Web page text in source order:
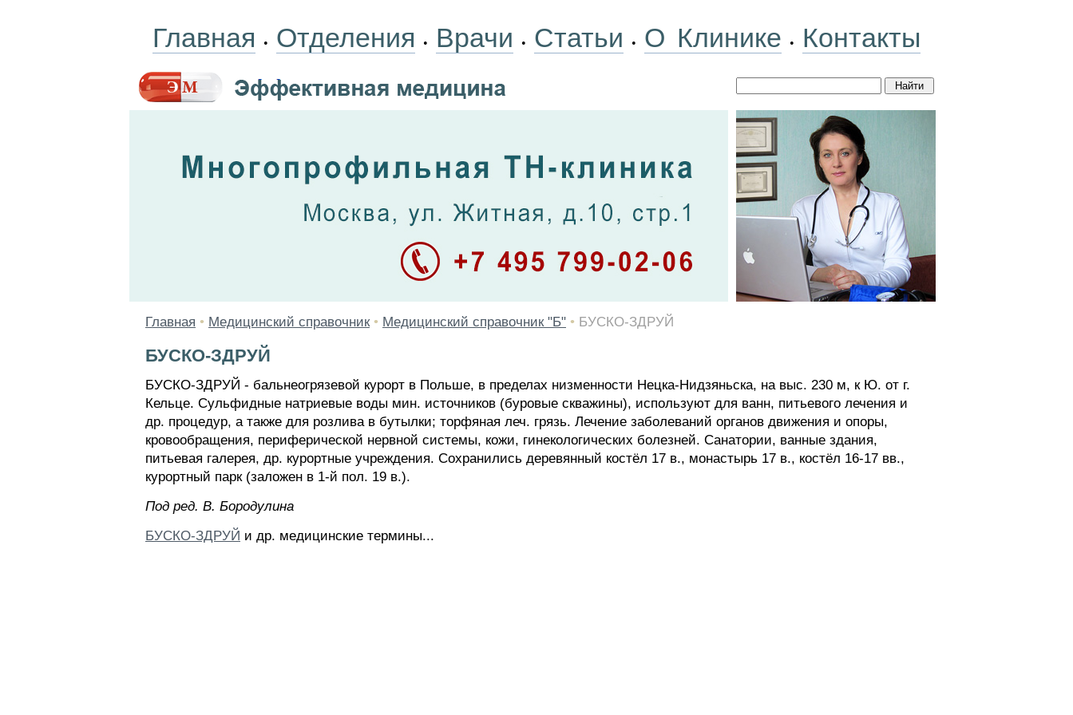
Главная • Отделения • Врачи • Статьи • О Клинике • Контакты
Главная • Медицинский справочник • Медицинский справочник "Б" • БУСКО-ЗДРУЙ
БУСКО-ЗДРУЙ
БУСКО-ЗДРУЙ - бальнеогрязевой курорт в Польше, в пределах низменности Нецка-Нидзяньска, на выс. 230 м, к Ю. от г.
Кельце. Сульфидные натриевые воды мин. источников (буровые скважины), используют для ванн, питьевого лечения и
др. процедур, а также для розлива в бутылки; торфяная леч. грязь. Лечение заболеваний органов движения и опоры,
кровообращения, периферической нервной системы, кожи, гинекологических болезней. Санатории, ванные здания,
питьевая галерея, др. курортные учреждения. Сохранились деревянный костёл 17 в., монастырь 17 в., костёл 16-17 вв.,
курортный парк (заложен в 1-й пол. 19 в.).
Пoд peд. B. Бopoдyлинa
БУСКО-ЗДРУЙ и др. медицинские термины...